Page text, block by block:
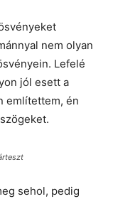
nem olyan
Lefelé
jól esett a
említettem, én
sehol, pedig